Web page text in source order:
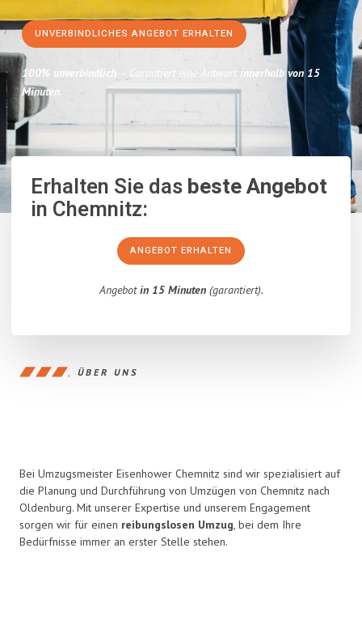
UNVERBINDLICHES ANGEBOT ERHALTEN
100% unverbindlich – Garantiert eine Antwort innerhalb von 15
Minuten.
Erhalten Sie dasbeste Angebot
in Chemnitz:
ANGEBOT ERHALTEN
Angebotin 15 Minuten(garantiert).
ÜBER UNS
Bei Umzugsmeister Eisenhower Chemnitz sind wir spezialisiert auf
die Planung und Durchführung von Umzügen von Chemnitz nach
Oldenburg. Mit unserer Expertise und unserem Engagement
sorgen wir für einen reibungslosen Umzug, bei dem Ihre
Bedürfnisse immer an erster Stelle stehen.